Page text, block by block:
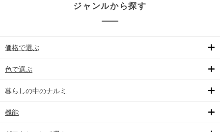
ジャンルから探す
価格で選ぶ
色で選ぶ
暮らしの中のナルミ
機能